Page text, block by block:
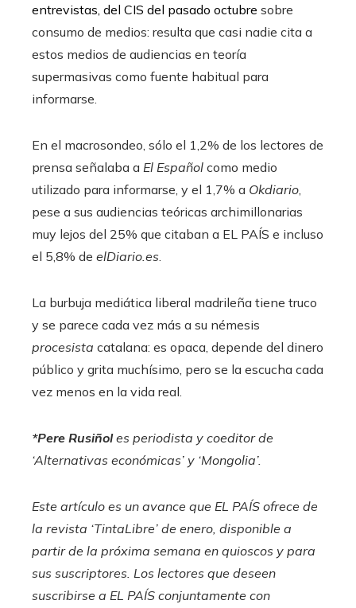
entrevistas, del CIS del pasado octubre sobre
consumo de medios: resulta que casi nadie cita a
estos medios de audiencias en teoría
supermasivas como fuente habitual para
informarse.
En el macrosondeo, sólo el 1,2% de los lectores de
prensa señalaba a El Español como medio
utilizado para informarse, y el 1,7% a Okdiario
pese a sus audiencias teóricas archimillonarias
muy lejos del 25% que citaban a EL PAÍS e incluso
el 5,8% de elDiario.es
La burbuja mediática liberal madrileña tiene truco
y se parece cada vez más a su némesis
procesista catalana: es opaca, depende del dinero
público y grita muchísimo, pero se la escucha cada
vez menos en la vida real.
*Pere Rusiñoles periodista y coeditor de
‘Alternativas económicas’ y ‘Mongolia’.
Este artículo es un avance que EL PAÍS ofrece de
la revista ‘TintaLibre’ de enero, disponible a
partir de la próxima semana en quioscos y para
sus suscriptores. Los lectores que deseen
suscribirse a EL PAÍS conjuntamente con